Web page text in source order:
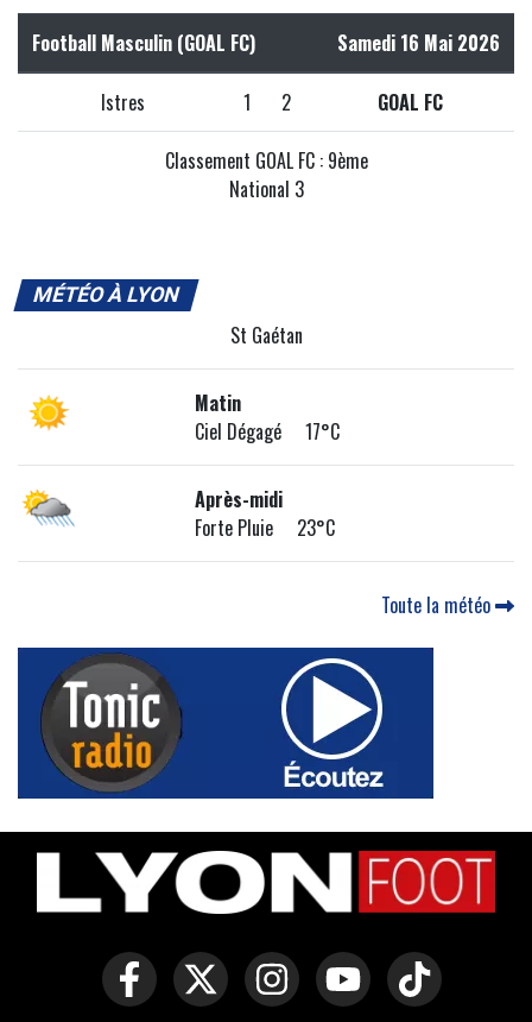
Football Masculin (GOAL FC) Samedi 16 Mai 2026
Istres 1 2 GOAL FC
Classement GOAL FC : 9ème
National 3
MÉTÉO À LYON
St Gaétan
Matin
Ciel Dégagé 17°C
Après-midi
Forte Pluie 23°C
Toute la météo